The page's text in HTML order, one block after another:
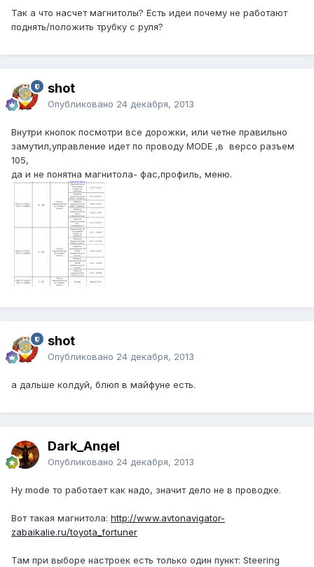
Так а что насчет магнитолы? Есть идеи почему не работают
поднять/положить трубку с руля?
shot
Опубликовано 24 декабря, 2013
Внутри кнопок посмотри все дорожки, или четне правильно
замутил,управление идет по проводу MODE ,в версо разъем
105,
да и не понятна магнитола- фас,профиль, меню.
shot
Опубликовано 24 декабря, 2013
а дальше колдуй, блюп в майфуне есть.
Dark_Angel
Опубликовано 24 декабря, 2013
Ну mode то работает как надо, значит дело не в проводке.
Вот такая магнитола: http://www.avtonavigator-
zabaikalie.ru/toyota_fortuner
Там при выборе настроек есть только один пункт: Steering